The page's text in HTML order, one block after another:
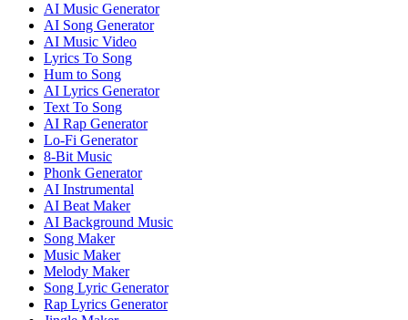
AI Music Generator
AI Song Generator
AI Music Video
Lyrics To Song
Hum to Song
AI Lyrics Generator
Text To Song
AI Rap Generator
Lo-Fi Generator
8-Bit Music
Phonk Generator
AI Instrumental
AI Beat Maker
AI Background Music
Song Maker
Music Maker
Melody Maker
Song Lyric Generator
Rap Lyrics Generator